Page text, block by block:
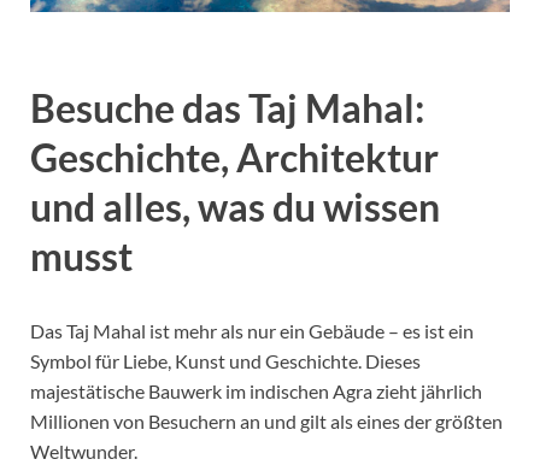
Besuche das Taj Mahal:
Geschichte, Architektur
und alles, was du wissen
musst
Das Taj Mahal ist mehr als nur ein Gebäude – es ist ein
Symbol für Liebe, Kunst und Geschichte. Dieses
majestätische Bauwerk im indischen Agra zieht jährlich
Millionen von Besuchern an und gilt als eines der größten
Weltwunder.